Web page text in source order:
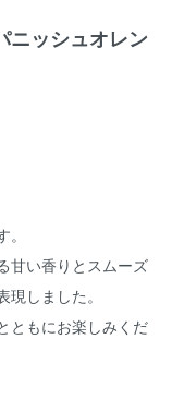
ニッシュオレン
甘い香りとスムーズ
しました。
ともにお楽しみくだ